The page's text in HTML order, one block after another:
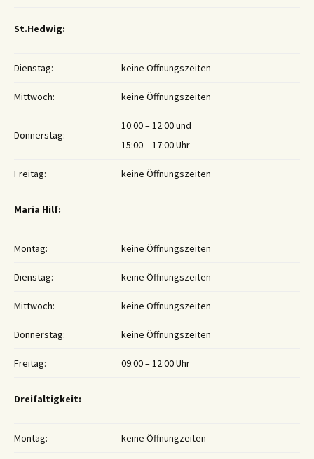
St.Hedwig:
Dienstag: keine Öffnungszeiten
Mittwoch: keine Öffnungszeiten
Donnerstag:
10:00 – 12:00 und
15:00 – 17:00 Uhr
Freitag: keine Öffnungszeiten
Maria Hilf:
Montag: keine Öffnungszeiten
Dienstag: keine Öffnungszeiten
Mittwoch: keine Öffnungszeiten
Donnerstag: keine Öffnungszeiten
Freitag: 09:00 – 12:00 Uhr
Dreifaltigkeit:
Montag: keine Öffnungzeiten